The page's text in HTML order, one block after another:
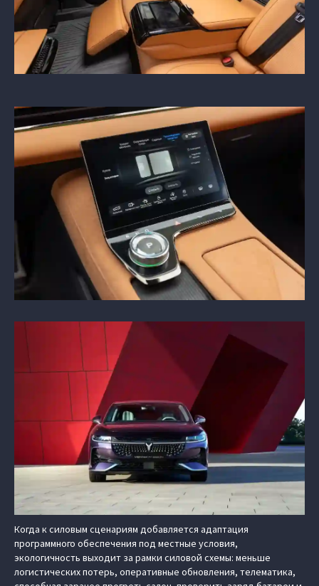
Когда к силовым сценариям добавляется адаптация
программного обеспечения под местные условия,
экологичность выходит за рамки силовой схемы: меньше
логистических потерь, оперативные обновления, телематика,